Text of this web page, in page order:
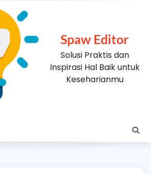
Spaw Editor
Solusi Praktis dan
Inspirasi Hal Baik untuk
Keseharianmu